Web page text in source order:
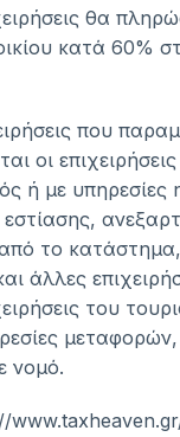
θα
κατά
που
οι
ή με
εστίασης,
το κατάστημα,
άλλες
του
νομό.